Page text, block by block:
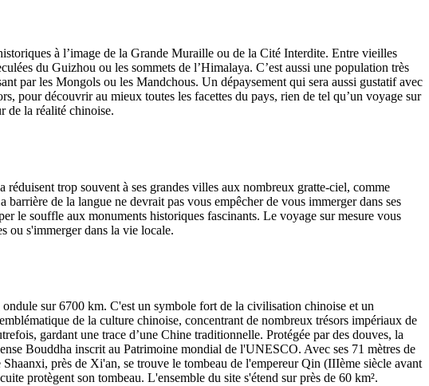
à l’image de la Grande Muraille ou de la Cité Interdite. Entre vieilles
du Guizhou ou les sommets de l’Himalaya. C’est aussi une population très
par les Mongols ou les Mandchous. Un dépaysement qui sera aussi gustatif avec
pour découvrir au mieux toutes les facettes du pays, rien de tel qu’un voyage sur
de la réalité chinoise.
trop souvent à ses grandes villes aux nombreux gratte-ciel, comme
de la langue ne devrait pas vous empêcher de vous immerger dans ses
le souffle aux monuments historiques fascinants. Le voyage sur mesure vous
ou s'immerger dans la vie locale.
sur 6700 km. C'est un symbole fort de la civilisation chinoise et un
de la culture chinoise, concentrant de nombreux trésors impériaux de
gardant une trace d’une Chine traditionnelle. Protégée par des douves, la
Bouddha inscrit au Patrimoine mondial de l'UNESCO. Avec ses 71 mètres de
près de Xi'an, se trouve le tombeau de l'empereur Qin (IIIème siècle avant
protègent son tombeau. L'ensemble du site s'étend sur près de 60 km².